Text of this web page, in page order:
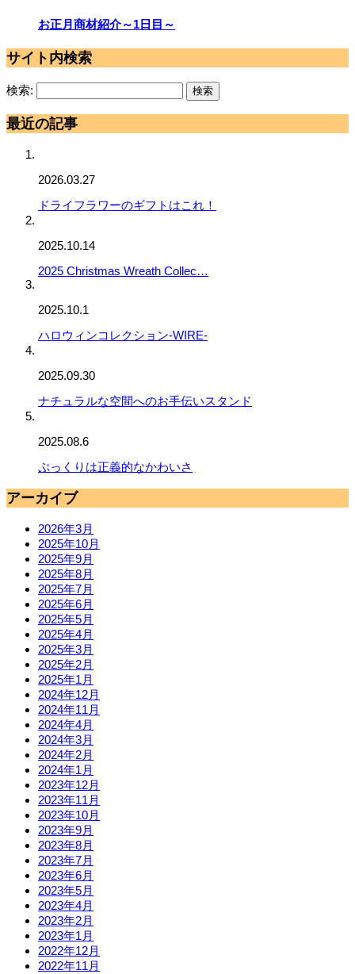
お正月商材紹介～1日目～
サイト内検索
検索:
最近の記事
2026.03.27
ドライフラワーのギフトはこれ！
2025.10.14
2025 Christmas Wreath Collec…
2025.10.1
ハロウィンコレクション-WIRE-
2025.09.30
ナチュラルな空間へのお手伝いスタンド
2025.08.6
ぷっくりは正義的なかわいさ
アーカイブ
2026年3月
2025年10月
2025年9月
2025年8月
2025年7月
2025年6月
2025年5月
2025年4月
2025年3月
2025年2月
2025年1月
2024年12月
2024年11月
2024年4月
2024年3月
2024年2月
2024年1月
2023年12月
2023年11月
2023年10月
2023年9月
2023年8月
2023年7月
2023年6月
2023年5月
2023年4月
2023年2月
2023年1月
2022年12月
2022年11月